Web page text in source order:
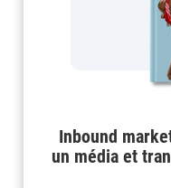
Inbound
un média et